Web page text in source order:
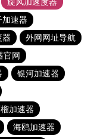
旋风加速度器
加速器
器
外网网址导航
官网
银河加速器
加速器
海鸥加速器